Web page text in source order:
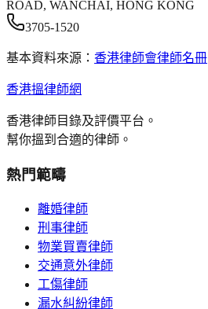
ROAD, WANCHAI, HONG KONG
3705-1520
基本資料來源： 香港律師會律師名冊
香港搵律師網
香港律師目錄及評價平台。
幫你搵到合適的律師。
熱門範疇
離婚律師
刑事律師
物業買賣律師
交通意外律師
工傷律師
漏水糾紛律師